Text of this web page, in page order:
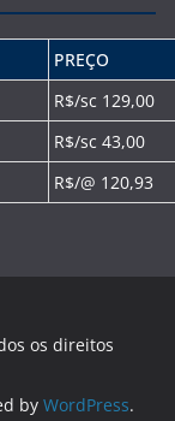
PREÇO
R$/sc 129,00
R$/sc 43,00
R$/@ 120,93
os direitos
by WordPress.